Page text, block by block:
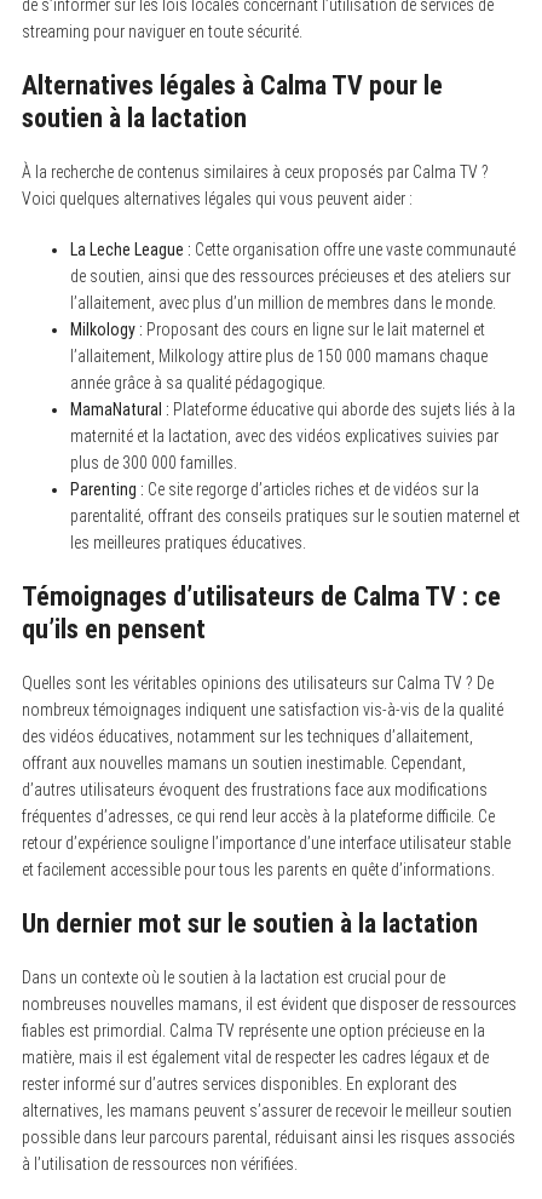
de s’informer sur les lois locales concernant l’utilisation de services de
streaming pour naviguer en toute sécurité.
Alternatives légales à Calma TV pour le
soutien à la lactation
À la recherche de contenus similaires à ceux proposés par Calma TV ?
Voici quelques alternatives légales qui vous peuvent aider :
La Leche League : Cette organisation offre une vaste communauté
de soutien, ainsi que des ressources précieuses et des ateliers sur
l’allaitement, avec plus d’un million de membres dans le monde.
Milkology : Proposant des cours en ligne sur le lait maternel et
l’allaitement, Milkology attire plus de 150 000 mamans chaque
année grâce à sa qualité pédagogique.
MamaNatural : Plateforme éducative qui aborde des sujets liés à la
maternité et la lactation, avec des vidéos explicatives suivies par
plus de 300 000 familles.
Parenting : Ce site regorge d’articles riches et de vidéos sur la
parentalité, offrant des conseils pratiques sur le soutien maternel et
les meilleures pratiques éducatives.
Témoignages d’utilisateurs de Calma TV : ce
qu’ils en pensent
Quelles sont les véritables opinions des utilisateurs sur Calma TV ? De
nombreux témoignages indiquent une satisfaction vis-à-vis de la qualité
des vidéos éducatives, notamment sur les techniques d’allaitement,
offrant aux nouvelles mamans un soutien inestimable. Cependant,
d’autres utilisateurs évoquent des frustrations face aux modifications
fréquentes d’adresses, ce qui rend leur accès à la plateforme difficile. Ce
retour d’expérience souligne l’importance d’une interface utilisateur stable
et facilement accessible pour tous les parents en quête d’informations.
Un dernier mot sur le soutien à la lactation
Dans un contexte où le soutien à la lactation est crucial pour de
nombreuses nouvelles mamans, il est évident que disposer de ressources
fiables est primordial. Calma TV représente une option précieuse en la
matière, mais il est également vital de respecter les cadres légaux et de
rester informé sur d’autres services disponibles. En explorant des
alternatives, les mamans peuvent s’assurer de recevoir le meilleur soutien
possible dans leur parcours parental, réduisant ainsi les risques associés
à l’utilisation de ressources non vérifiées.
c
h
r
: